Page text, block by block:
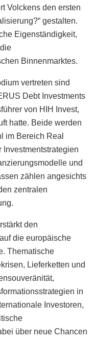
Volckens den ersten
gestalten.
Eigenständigkeit,
Binnenmarktes.
vertreten sind
Debt Investments
von HIH Invest,
hatte. Beide werden
im Bereich Real
Investmentstrategien
und
zählen angesichts
zentralen
den
die europäische
Thematische
Lieferketten und
in
Investoren,
über neue Chancen